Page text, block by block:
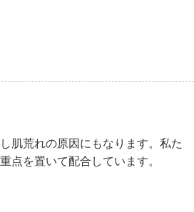
肌荒れの原因にもなります。私た
点を置いて配合しています。